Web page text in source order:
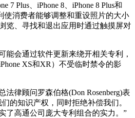
7 Plus、iPhone 8、iPhone 8 Plus和
使消费者能够调整和重设照片的大小
览、寻找和退出应用时通过触摸屏对
会通过软件更新来绕开相关专利，
XS和XR）不受临时禁令的影
律顾问罗森伯格(Don Rosenberg)表
的知识产权，同时拒绝补偿我们。
了高通公司庞大专利组合的实力。”